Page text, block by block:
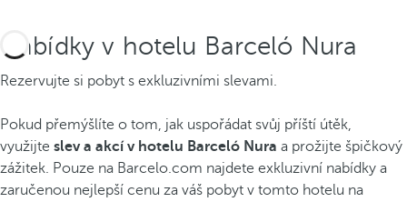
Nabídky v hotelu Barceló Nura
Rezervujte si pobyt s exkluzivními slevami.
Pokud přemýšlíte o tom, jak uspořádat svůj příští útěk,
využijte slev a akcí v hotelu Barceló Nura a prožijte špičkový
zážitek. Pouze na Barcelo.com najdete exkluzivní nabídky a
zaručenou nejlepší cenu za váš pobyt v tomto hotelu na